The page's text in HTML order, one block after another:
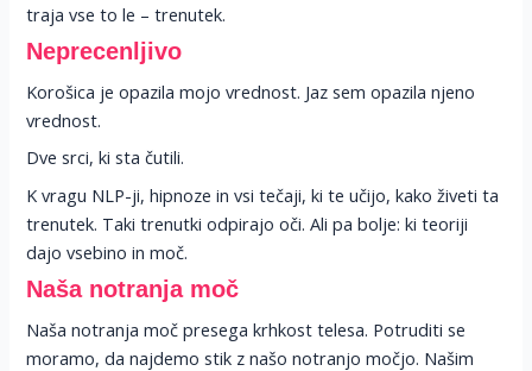
traja vse to le – trenutek.
Neprecenljivo
Korošica je opazila mojo vrednost. Jaz sem opazila njeno
vrednost.
Dve srci, ki sta čutili.
K vragu NLP-ji, hipnoze in vsi tečaji, ki te učijo, kako živeti ta
trenutek. Taki trenutki odpirajo oči. Ali pa bolje: ki teoriji
dajo vsebino in moč.
Naša notranja moč
Naša notranja moč presega krhkost telesa. Potruditi se
moramo, da najdemo stik z našo notranjo močjo. Našim